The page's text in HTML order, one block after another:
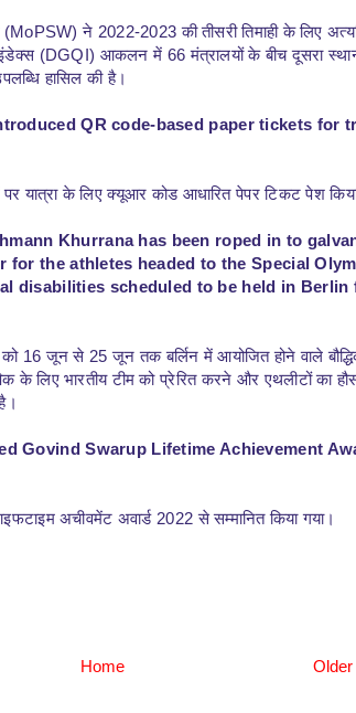
(MoPSW) ने 2022-2023 की तीसरी तिमाही के लिए
इंडेक्स (DGQI) आकलन में 66 मंत्रालयों के बीच दूसरा
हासिल की है।
QR code-based paper tickets for
पर यात्रा के लिए क्यूआर कोड आधारित पेपर टिकट पेश
Khurrana has been roped in to
for the athletes headed to the Special
disabilities scheduled to be held in Berlin
को 16 जून से 25 जून तक बर्लिन में आयोजित होने वाले
के लिए भारतीय टीम को प्रेरित करने और एथलीटों का
Govind Swarup Lifetime Achievement
अचीवमेंट अवार्ड 2022 से सम्मानित किया गया।
Home